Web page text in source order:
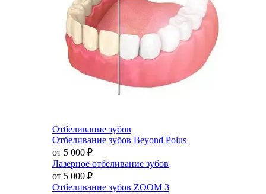
Отбеливание зубов
Отбеливание зубов Beyond Polus
от 5 000 ₽
Лазерное отбеливание зубов
от 5 000 ₽
Отбеливание зубов ZOOM 3